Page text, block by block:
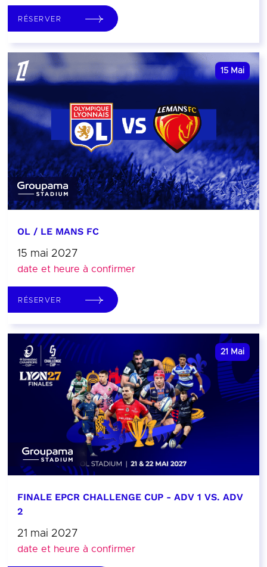
RÉSERVER
15 Mai
OL / LE MANS FC
15 mai 2027
date et heure à confirmer
RÉSERVER
21 Mai
FINALE EPCR CHALLENGE CUP - ADV 1 VS. ADV
2
21 mai 2027
date et heure à confirmer